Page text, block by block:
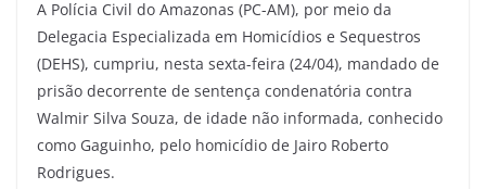
A Polícia Civil do Amazonas (PC-AM), por meio da
Delegacia Especializada em Homicídios e Sequestros
(DEHS), cumpriu, nesta sexta-feira (24/04), mandado de
prisão decorrente de sentença condenatória contra
Walmir Silva Souza, de idade não informada, conhecido
como Gaguinho, pelo homicídio de Jairo Roberto
Rodrigues.